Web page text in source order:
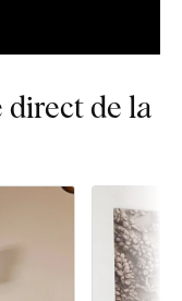
de la